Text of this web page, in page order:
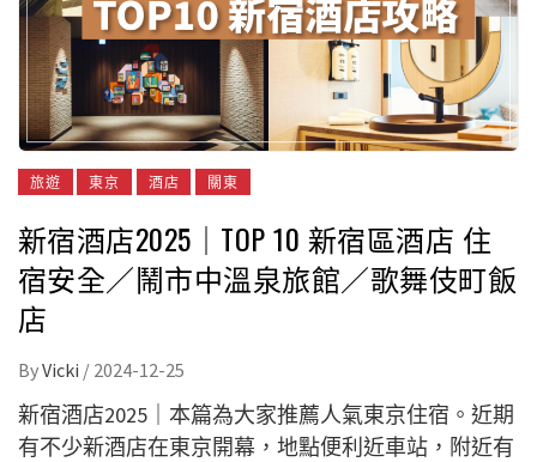
旅遊 東京 酒店 關東
新宿酒店2025｜TOP 10 新宿區酒店 住
宿安全／鬧市中溫泉旅館／歌舞伎町飯
店
ByVicki / 2024-12-25
新宿酒店2025｜本篇為大家推薦人氣東京住宿。近期
有不少新酒店在東京開幕，地點便利近車站，附近有